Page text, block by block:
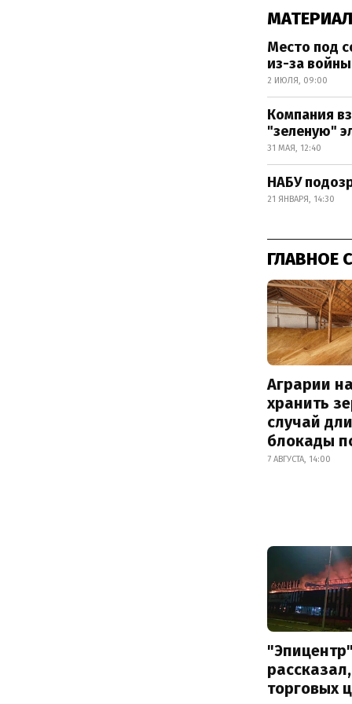
Место под
из-за войны
2 ИЮЛЯ, 09:00
Компания
"зеленую"
31 МАЯ, 12:40
НАБУ
21 ЯНВАРЯ, 14:30
ГЛАВНОЕ
Аграрии
хранить
случай
блокады
7 АВГУСТА, 14:00
"Эпицентр"
торговых